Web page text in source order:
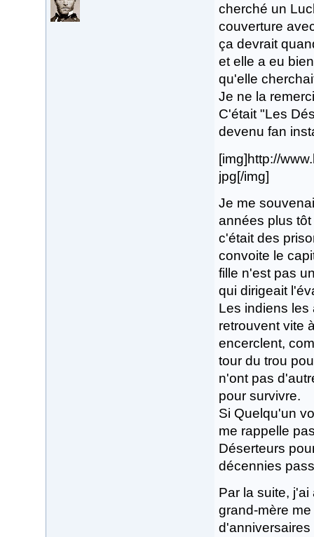
cherché un
couverture
ça devrait
et elle a eu
qu'elle
Je ne la
C'était "Les
devenu fan
[img]http://
jpg[/img]
Je me
années plus
c'était des
convoite le
fille n'est pas
qui dirigeait
Les indiens les
retrouvent vite
encerclent,
tour du trou
n'ont pas
pour survivre.
Si Quelqu'un
me rappelle
Déserteurs
décennies
Par la suite,
grand-mère
d'anniversaires